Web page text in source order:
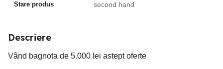
Stare produs second hand
Descriere
Vând bagnota de 5.000 lei astept oferte